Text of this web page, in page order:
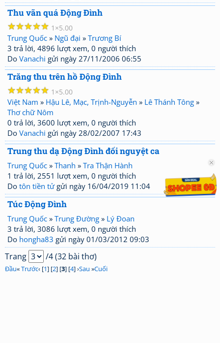
Thu vãn quá Động Đình
☆
☆
☆
☆
☆ 1 5.00
Trung Quốc » Ngũ đại » Trương Bí
3 trả lời, 4896 lượt xem, 0 người thích
Do Vanachi gửi ngày 27/11/2006 06:55
Trăng thu trên hồ Động Đình
☆
☆
☆
☆
☆ 1 5.00
Việt Nam » Hậu Lê, Mạc, Trịnh-Nguyễn » Lê Thánh Tông »
Thơ chữ Nôm
0 trả lời, 3600 lượt xem, 0 người thích
Do Vanachi gửi ngày 28/02/2007 17:43
Trung thu dạ Động Đình đối nguyệt ca
Trung Quốc » Thanh » Tra Thận Hành
1 trả lời, 2551 lượt xem, 0 người thích
Do tôn tiền tửgửi ngày 16/04/2019 11:04
Túc Động Đình
Trung Quốc » Trung Đường » Lý Đoan
3 trả lời, 3086 lượt xem, 0 người thích
Do hongha83 gửi ngày 01/03/2012 09:03
Trang /4 (32 bài thơ)
Đầu«Trước‹ [1] [2] [3] [4] ›Sau »Cuối